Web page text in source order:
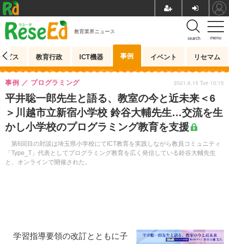
menu
search
教育業界ニュース
ビス 教育行政 ICT機器 事例 イベント リセマム
平井聡一郎先生と語る、教室の今と近未来＜6
＞川越市立新宿小学校 鈴谷大輔先生…交流を生
かし小学校のプログラミング教育を支援
第6回目の対談は埼玉県小学校にてICT教育を実践しながら教員コミュニティ
「Type_T」代表としてプログラミング教育を広く発信している鈴谷大輔先生
と、オンラインで開催された。
事例 プログラミング 2021.6.15 Tue 10:15
学習指導要領の改訂とともに子